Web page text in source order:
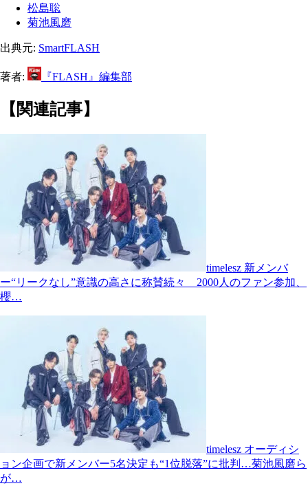
松島聡
菊池風磨
出典元: SmartFLASH
著者: 『FLASH』編集部
【関連記事】
timelesz 新メンバ
ー“リークなし”意識の高さに称賛続々 2000人のファン参加、
櫻…
timelesz オーディシ
ョン企画で新メンバー5名決定も“1位脱落”に批判…菊池風磨ら
が…